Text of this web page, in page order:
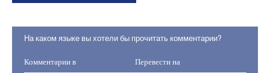
На каком языке вы хотели бы прочитать комментарии?
Комментарии в Перевести на